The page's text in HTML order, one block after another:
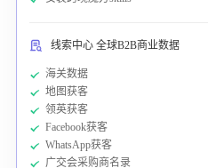
线索中心 全球B2B商业数据
海关数据
地图获客
领英获客
Facebook获客
WhatsApp获客
广交会采购商名录